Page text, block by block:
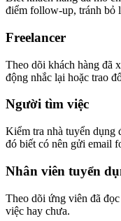
điểm follow-up, tránh bỏ
Freelancer
Theo dõi khách hàng đã
động nhắc lại hoặc trao
Người tìm việc
Kiểm tra nhà tuyển dụng
đó biết có nên gửi email
Nhân viên tuyển
Theo dõi ứng viên đã
việc hay chưa.